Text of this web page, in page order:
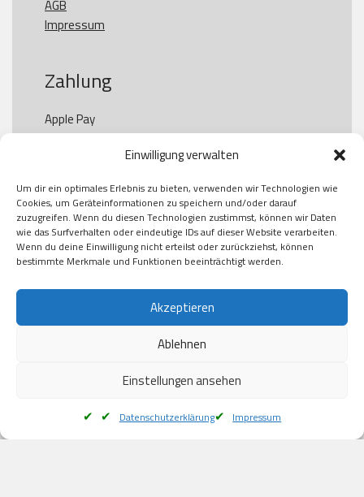
Einwilligung verwalten
Um dir ein optimales Erlebnis zu bieten, verwenden wir Technologien wie
Cookies, um Geräteinformationen zu speichern und/oder darauf
zuzugreifen. Wenn du diesen Technologien zustimmst, können wir Daten
wie das Surfverhalten oder eindeutige IDs auf dieser Website verarbeiten.
Wenn du deine Einwilligung nicht erteilst oder zurückziehst, können
bestimmte Merkmale und Funktionen beeinträchtigt werden.
Akzeptieren
Ablehnen
Einstellungen ansehen
Datenschutzerklärung Impressum
AGB
Impressum
Zahlung
Apple Pay
Paypal
Kauf auf Rechung
Klarna
American Express